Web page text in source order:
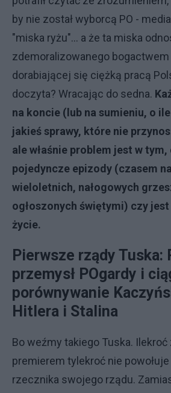
by nie został wyborcą PO -
"miska ryżu"... a że ta miska
zdemoralizowanego bogactwem
dorabiającej się ciężką pracą
doczyta? Wracając do sedna.
na koncie (lub na sumieniu, o
jakieś sprawy, które nie
ale właśnie problem jest w
pojedyncze epizody (czasem
wieloletnich, nałogowych
ogłoszonych świętymi) czy
życie.
Pierwsze rządy Tuska:
przemysł POgardy i
porównywanie
Hitlera i Stalina
Bo weźmy takiego Tuska.
premierem tylekroć nie
rzecznika swojego rządu.